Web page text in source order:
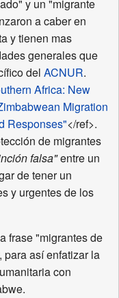
y un "migrante
a caber en
y tienen mas
generales que
del ACNUR.
Africa: New
Migration
Responses"</ref>.
de migrantes
falsa"entre un
de tener un
y urgentes de los
frase "migrantes de
así enfatizar la
con